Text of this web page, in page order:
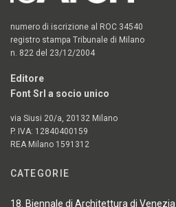
numero di iscrizione al ROC 34540
registro stampa Tribunale di Milano
n. 822 del 23/12/2004
Editore
Font Srl a socio unico
via Siusi 20/a, 20132 Milano
P. IVA: 12840400159
REA Milano 1591312
CATEGORIE
18. Biennale di Architettura di Venezia